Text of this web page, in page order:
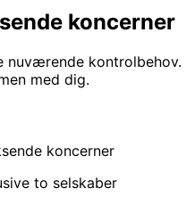
koncerner
nuværende kontrolbehov.
med dig.
koncerner
to selskaber